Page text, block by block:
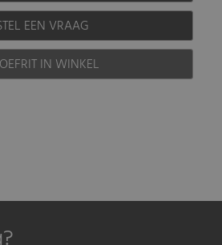
EEN VRAAG
IN WINKEL